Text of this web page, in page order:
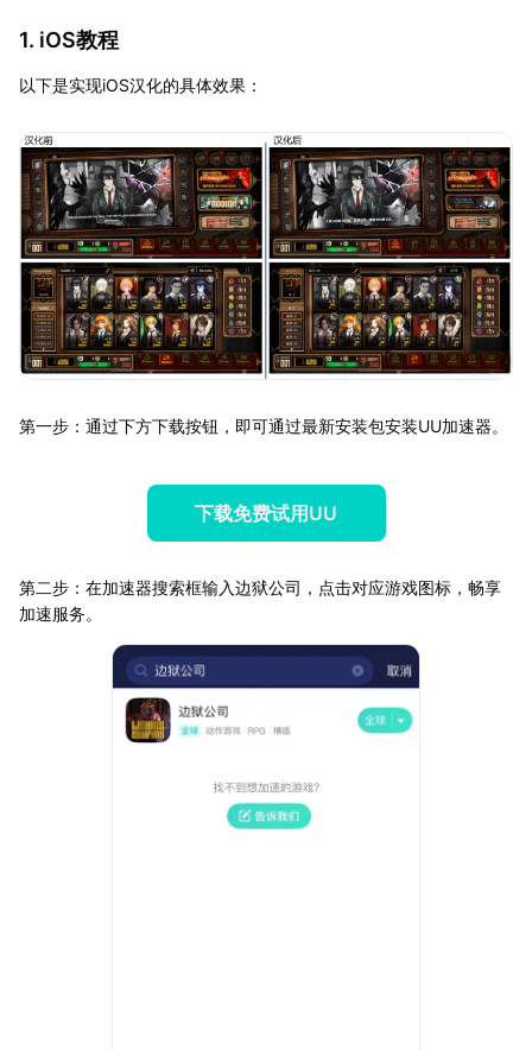
1. iOS教程
以下是实现iOS汉化的具体效果：
第一步：通过下方下载按钮，即可通过最新安装包安装UU加速器。
下载免费试用UU
第二步：在加速器搜索框输入边狱公司，点击对应游戏图标，畅享
加速服务。